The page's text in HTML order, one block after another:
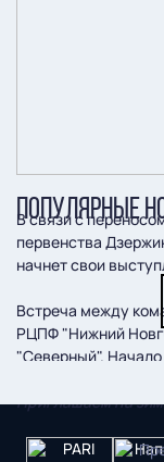
В связи с
первенства
начнет свои
Встреча между
РЦПФ "Нижний
"Северный". Начало
Приглашаем на
ПОПУЛЯРНЫЕ